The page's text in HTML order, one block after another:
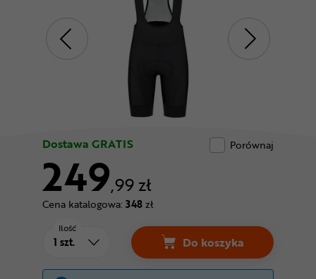
Dostawa GRATIS Porównaj
249,99 zł
Cena katalogowa: 348zł
Ilość
Do koszyka